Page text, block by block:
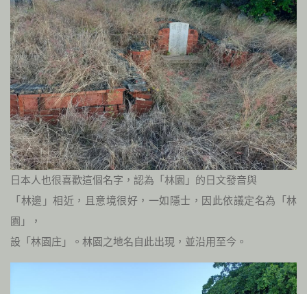
日本人也很喜歡這個名字，認為「林園」的日文發音與
「林邊」相近，且意境很好，一如隱士，因此依議定名為「林
園」，
設「林園庄」。林園之地名自此出現，並沿用至今。